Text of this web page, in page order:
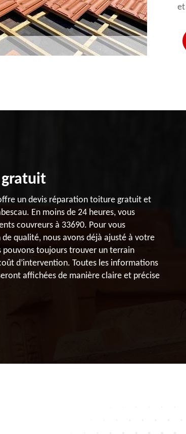
et
un devis réparation toiture gratuit et
En moins de 24 heures, vous
couvreurs à 33690. Pour vous
qualité, nous avons déjà ajusté à votre
toujours trouver un terrain
d’intervention. Toutes les informations
affichées de manière claire et précise